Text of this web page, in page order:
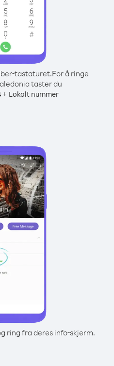
tastaturet.For å ringe
taster du
+ Lokalt nummer
ring fra deres info-skjerm.